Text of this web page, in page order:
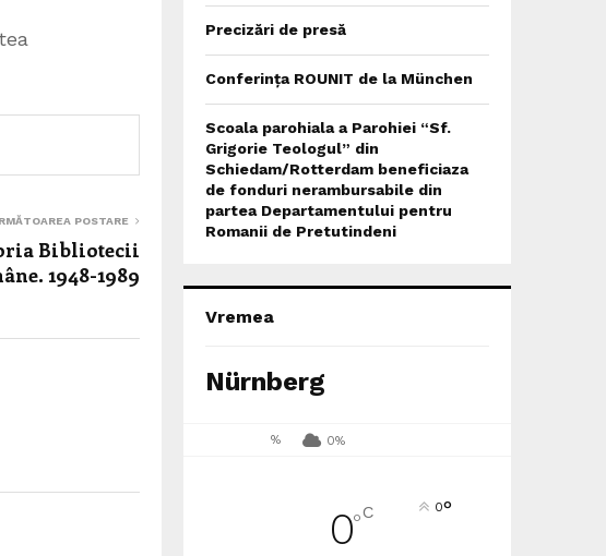
POSTARE
Bibliotecii
1948-1989
Precizări de presă
Conferința ROUNIT de la München
Scoala parohiala a Parohiei “Sf.
Grigorie Teologul” din
Schiedam/Rotterdam beneficiaza
de fonduri nerambursabile din
partea Departamentului pentru
Romanii de Pretutindeni
Vremea
Nürnberg
% 0%
0°C 0°